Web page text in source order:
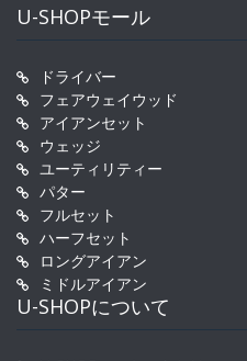
U-SHOPモール
ドライバー
フェアウェイウッド
アイアンセット
ウェッジ
ユーティリティー
パター
フルセット
ハーフセット
ロングアイアン
ミドルアイアン
U-SHOPについて